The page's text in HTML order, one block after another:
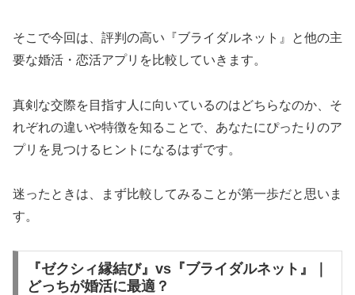
そこで今回は、評判の高い『ブライダルネット』と他の主
要な婚活・恋活アプリを比較していきます。
真剣な交際を目指す人に向いているのはどちらなのか、そ
れぞれの違いや特徴を知ることで、あなたにぴったりのア
プリを見つけるヒントになるはずです。
迷ったときは、まず比較してみることが第一歩だと思いま
す。
『ゼクシィ縁結び』vs『ブライダルネット』｜
どっちが婚活に最適？